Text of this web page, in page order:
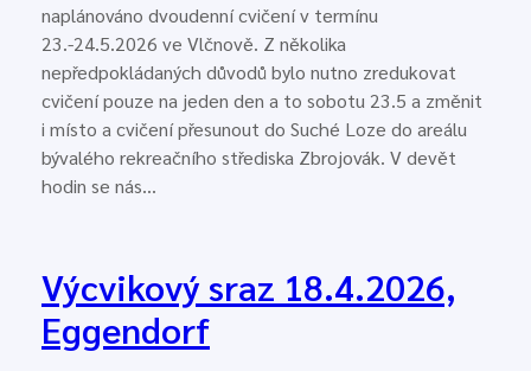
naplánováno dvoudenní cvičení v termínu
23.-24.5.2026 ve Vlčnově. Z několika
nepředpokládaných důvodů bylo nutno zredukovat
cvičení pouze na jeden den a to sobotu 23.5 a změnit
i místo a cvičení přesunout do Suché Loze do areálu
bývalého rekreačního střediska Zbrojovák. V devět
hodin se nás…
Výcvikový sraz 18.4.2026,
Eggendorf